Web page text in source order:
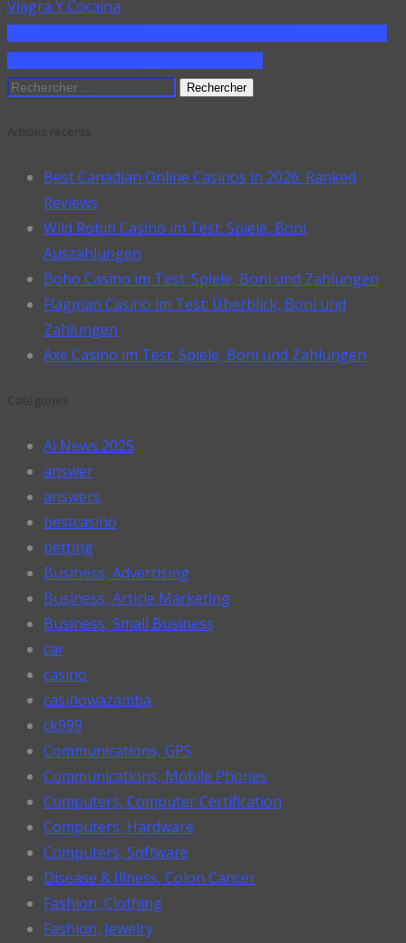
Viagra Y Cocaina
Rechercher :
Best Canadian Online Casinos in 2026: Ranked
Reviews
Wild Robin Casino im Test: Spiele, Boni,
Auszahlungen
Boho Casino im Test: Spiele, Boni und Zahlungen
Flagman Casino im Test: Überblick, Boni und
Zahlungen
Axe Casino im Test: Spiele, Boni und Zahlungen
Ai News 2025
answer
answers
bestcasino
betting
Business, Advertising
Business, Article Marketing
Business, Small Business
car
casino
casinowazamba
ck999
Communications, GPS
Communications, Mobile Phones
Computers, Computer Certification
Computers, Hardware
Computers, Software
Disease & Illness, Colon Cancer
Fashion, Clothing
Fashion, Jewelry